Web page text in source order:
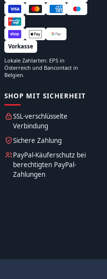
Vorkasse
Lokale Zahlarten: EPS in
Österreich und Bancontact in
Belgien.
SHOP MIT SICHERHEIT
SSL-verschlüsselte
Verbindung
Sichere Zahlung
PayPal-Käuferschutz bei
berechtigten PayPal-
Zahlungen